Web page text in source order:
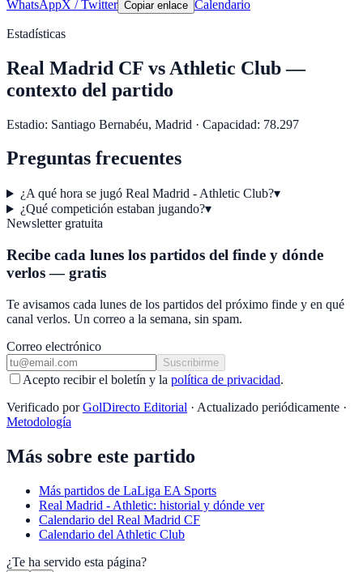
WhatsAppX / Twitter Copiar enlace Calendario
Estadísticas
Real Madrid CF vs Athletic Club—
contexto del partido
Estadio: Santiago Bernabéu, Madrid · Capacidad: 78.297
Preguntas frecuentes
¿A qué hora se jugó Real Madrid - Athletic Club?▾
¿Qué competición estaban jugando?▾
Newsletter gratuita
Recibe cada lunes los partidos del finde y dónde
verlos — gratis
Te avisamos cada lunes de los partidos del próximo finde y en qué
canal verlos. Un correo a la semana, sin spam.
Correo electrónico
Suscribirme
Acepto recibir el boletín y la política de privacidad.
Verificado por GolDirecto Editorial · Actualizado periódicamente ·
Metodología
Más sobre este partido
Más partidos de LaLiga EA Sports
Real Madrid - Athletic: historial y dónde ver
Calendario del Real Madrid CF
Calendario del Athletic Club
¿Te ha servido esta página?